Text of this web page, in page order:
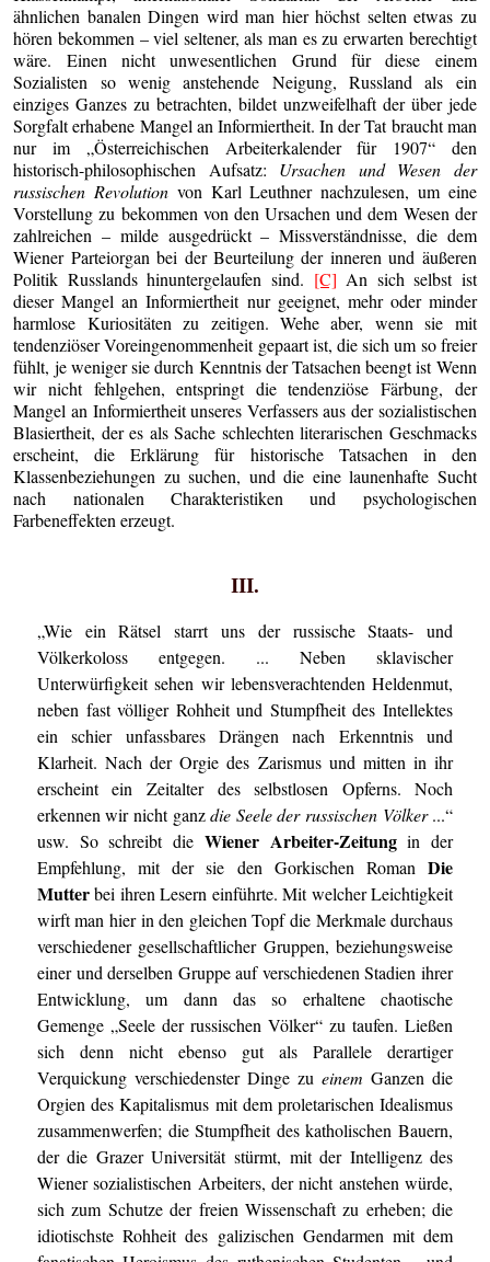
ähnlichen banalen Dingen wird man hier höchst selten etwas zu
hören bekommen – viel seltener, als man es zu erwarten berechtigt
wäre. Einen nicht unwesentlichen Grund für diese einem
Sozialisten so wenig anstehende Neigung, Russland als ein
einziges Ganzes zu betrachten, bildet unzweifelhaft der über jede
Sorgfalt erhabene Mangel an Informiertheit. In der Tat braucht man
nur im „Österreichischen Arbeiterkalender für 1907“ den
historisch-philosophischen Aufsatz: Ursachen und Wesen der
russischen Revolution von Karl Leuthner nachzulesen, um eine
Vorstellung zu bekommen von den Ursachen und dem Wesen der
zahlreichen – milde ausgedrückt – Missverständnisse, die dem
Wiener Parteiorgan bei der Beurteilung der inneren und äußeren
Politik Russlands hinuntergelaufen sind. [C] An sich selbst ist
dieser Mangel an Informiertheit nur geeignet, mehr oder minder
harmlose Kuriositäten zu zeitigen. Wehe aber, wenn sie mit
tendenziöser Voreingenommenheit gepaart ist, die sich um so freier
fühlt, je weniger sie durch Kenntnis der Tatsachen beengt ist Wenn
wir nicht fehlgehen, entspringt die tendenziöse Färbung, der
Mangel an Informiertheit unseres Verfassers aus der sozialistischen
Blasiertheit, der es als Sache schlechten literarischen Geschmacks
erscheint, die Erklärung für historische Tatsachen in den
Klassenbeziehungen zu suchen, und die eine launenhafte Sucht
nach nationalen Charakteristiken und psychologischen
Farbeneffekten erzeugt.
III.
„Wie ein Rätsel starrt uns der russische Staats- und
Völkerkoloss entgegen. ... Neben sklavischer
Unterwürfigkeit sehen wir lebensverachtenden Heldenmut,
neben fast völliger Rohheit und Stumpfheit des Intellektes
ein schier unfassbares Drängen nach Erkenntnis und
Klarheit. Nach der Orgie des Zarismus und mitten in ihr
erscheint ein Zeitalter des selbstlosen Opferns. Noch
erkennen wir nicht ganzdie Seele der russischen Völker...“
usw. So schreibt die Wiener Arbeiter-Zeitungin der
Empfehlung, mit der sie den Gorkischen RomanDie
Mutterbei ihren Lesern einführte. Mit welcher Leichtigkeit
wirft man hier in den gleichen Topf die Merkmale durchaus
verschiedener gesellschaftlicher Gruppen, beziehungsweise
einer und derselben Gruppe auf verschiedenen Stadien ihrer
Entwicklung, um dann das so erhaltene chaotische
Gemenge „Seele der russischen Völker“ zu taufen. Ließen
sich denn nicht ebenso gut als Parallele derartiger
Verquickung verschiedenster Dinge zueinem Ganzen die
Orgien des Kapitalismus mit dem proletarischen Idealismus
zusammenwerfen; die Stumpfheit des katholischen Bauern,
der die Grazer Universität stürmt, mit der Intelligenz des
Wiener sozialistischen Arbeiters, der nicht anstehen würde,
sich zum Schutze der freien Wissenschaft zu erheben; die
idiotischste Rohheit des galizischen Gendarmen mit dem